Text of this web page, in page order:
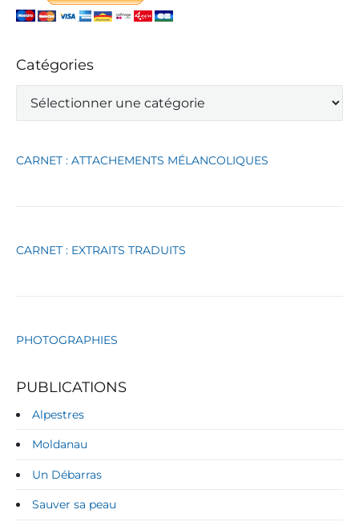
Catégories
t
o
CARNET : ATTACHEMENTS MÉLANCOLIQUES
CARNET : EXTRAITS TRADUITS
PHOTOGRAPHIES
PUBLICATIONS
Alpestres
Moldanau
Un Débarras
Sauver sa peau